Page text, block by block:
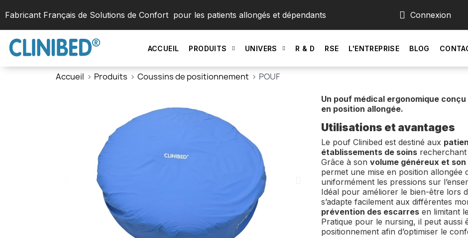
Fabricant Français de Solutions de Confort pour les patients allongés et dépendants Connexion
ACCUEIL PRODUITS UNIVERS R & D RSE L'ENTREPRISE BLOG
Accueil Produits Coussins de positionnement POUF
Un pouf médical ergonomique
en position allongée.
Utilisations et avantages
Le pouf Clinibed est destiné aux
établissements de soins
Grâce à sonvolume généreux et
permet une mise en position allongée
uniformément les pressions sur
Idéal pour améliorer le bien-être lors
s’adapte facilement aux différentes
prévention des escarres en limitant
Pratique pour le nursing, il peut aussi
positionnement afin d’optimiser le